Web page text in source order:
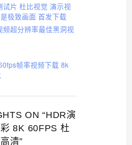
试片 杜比视觉 演示视
极致画面 首发下载
频超分辨率最佳黑洞视
帧率视频下载 8k
ON “HDR演
8K 60FPS 杜
清”